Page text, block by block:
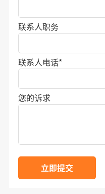
联系人职务
联系人电话*
您的诉求
立即提交